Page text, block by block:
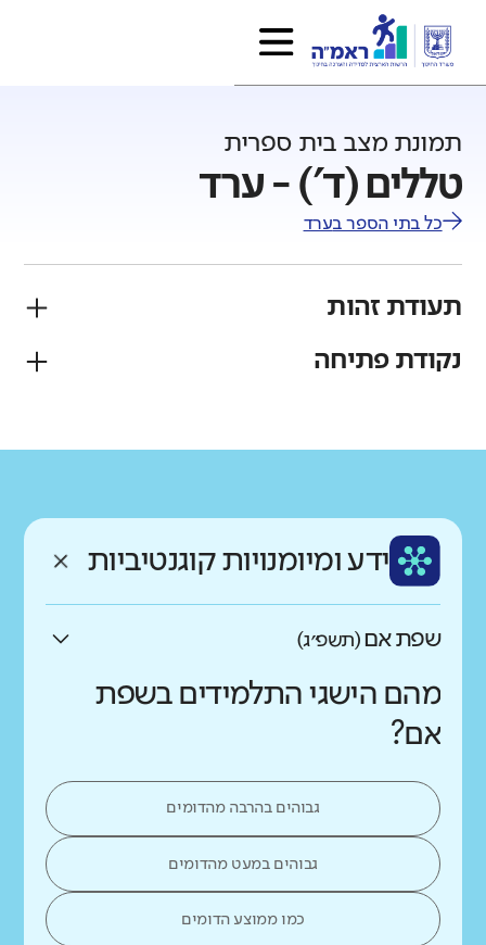
תמונת מצב בית ספרית
טללים (ד') - ערד
כל בתי הספר בערד
תעודת זהות
פיקוח
עברית ותיק מאוד
נקודת פתיחה
רקע חברתי כלכלי
נמוך ידע ומיומנויות קוגנטיביות
שפת אם(תשפ״ג)
מהם הישגי התלמידים בשפת
אם?
גבוהים בהרבה מהדומים
גבוהים במעט מהדומים
כמו ממוצע הדומים